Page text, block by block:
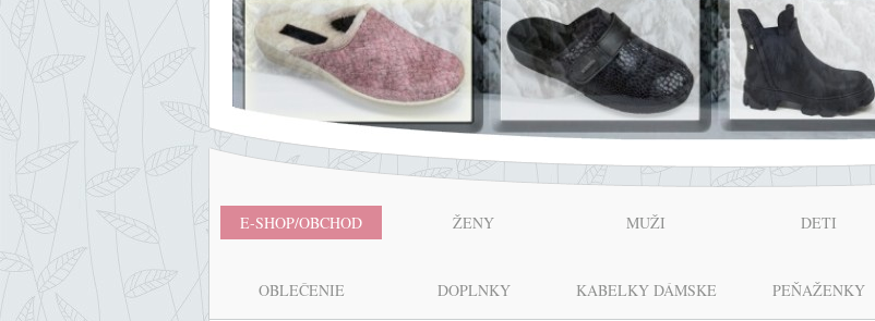
E-SHOP/OBCHOD ŽENY MUŽI DETI
OBLEČENIE DOPLNKY KABELKY DÁMSKE PEŇAŽENKY